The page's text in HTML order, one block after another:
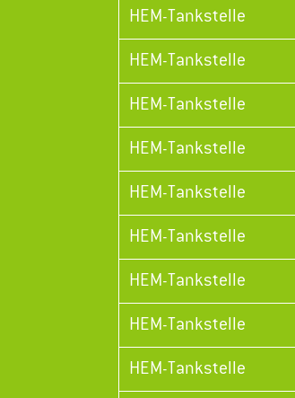
HEM-Tankstelle
HEM-Tankstelle
HEM-Tankstelle
HEM-Tankstelle
HEM-Tankstelle
HEM-Tankstelle
HEM-Tankstelle
HEM-Tankstelle
HEM-Tankstelle